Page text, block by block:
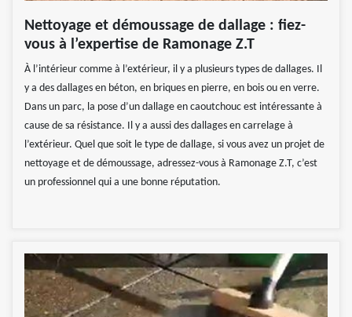
Nettoyage et démoussage de dallage : fiez-
vous à l’expertise de Ramonage Z.T
À l’intérieur comme à l’extérieur, il y a plusieurs types de dallages. Il
y a des dallages en béton, en briques en pierre, en bois ou en verre.
Dans un parc, la pose d’un dallage en caoutchouc est intéressante à
cause de sa résistance. Il y a aussi des dallages en carrelage à
l’extérieur. Quel que soit le type de dallage, si vous avez un projet de
nettoyage et de démoussage, adressez-vous à Ramonage Z.T, c’est
un professionnel qui a une bonne réputation.